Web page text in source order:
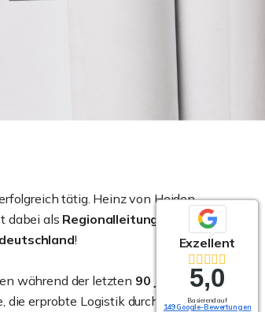
tätig. Heinz von Heiden
dabei als Regionalleitung
!
während der letzten 90 Jahre
erprobte Logistik durch unsere
Exzellent
5,0
Basierend auf
149 Google-Bewertungen
Exzellent
5,0
Basierend auf
149 Google-Bewertungen